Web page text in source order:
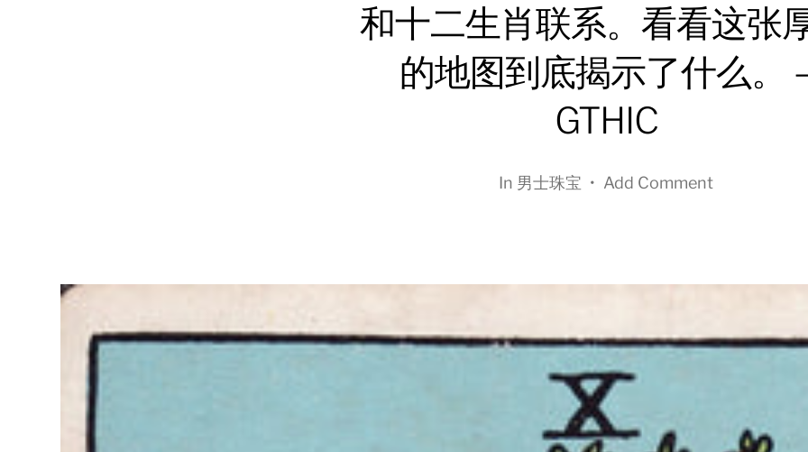
和十二生肖联系。看看这张
的地图到底揭示了什么。
GTHIC
In 男士珠宝 • Add Comment